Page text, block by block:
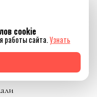
её
cookie
работы сайта.Узнать